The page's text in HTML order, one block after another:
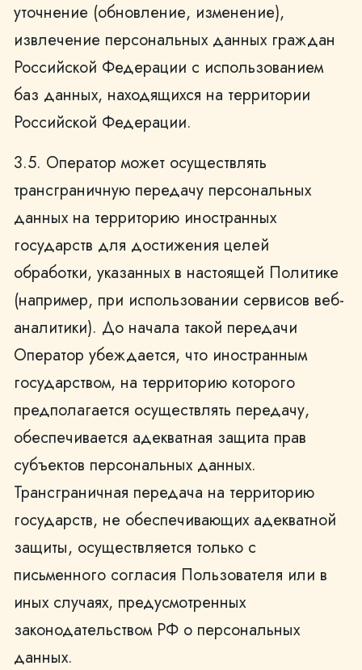
уточнение (обновление, изменение),
извлечение персональных данных граждан
Российской Федерации с использованием
баз данных, находящихся на территории
Российской Федерации.
3.5. Оператор может осуществлять
трансграничную передачу персональных
данных на территорию иностранных
государств для достижения целей
обработки, указанных в настоящей Политике
(например, при использовании сервисов веб-
аналитики). До начала такой передачи
Оператор убеждается, что иностранным
государством, на территорию которого
предполагается осуществлять передачу,
обеспечивается адекватная защита прав
субъектов персональных данных.
Трансграничная передача на территорию
государств, не обеспечивающих адекватной
защиты, осуществляется только с
письменного согласия Пользователя или в
иных случаях, предусмотренных
законодательством РФ о персональных
данных.